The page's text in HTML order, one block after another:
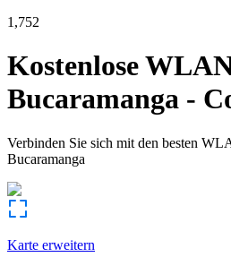
1,752
Kostenlose
Bucaramanga -
Verbinden Sie sich mit den besten
Bucaramanga
Karte erweitern